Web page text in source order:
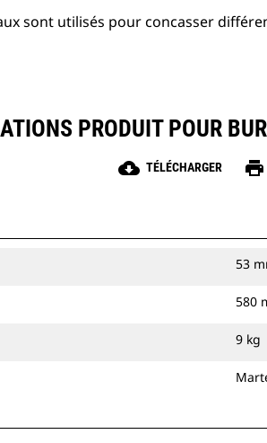
sont utilisés pour concasser
PRODUIT POUR
cloud_download TÉLÉCHARGER print
53
580
9 kg